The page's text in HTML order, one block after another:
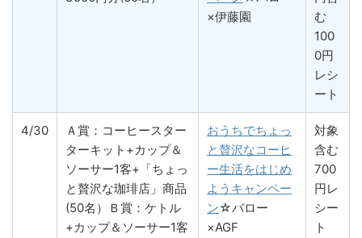
×伊藤園
む
100
0円
レシ
ート
4/30
Ａ賞：コーヒースター
ターキット+カップ＆
ソーサー1客+「ちょっ
と贅沢な珈琲店」商品
(50名）Ｂ賞：ケトル
+カップ＆ソーサー1客
おうちでちょっ
と贅沢なコーヒ
ー生活をはじめ
ようキャンペー
ン☆バロー
×AGF
対象
含む
700
円レ
シー
ト